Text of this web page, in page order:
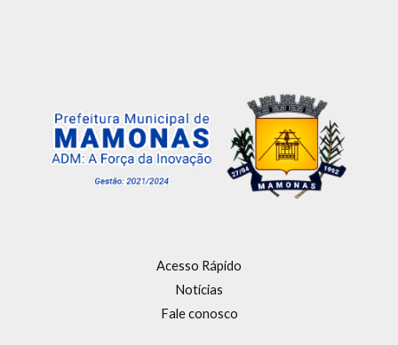
Acesso Rápido
Notícias
Fale conosco